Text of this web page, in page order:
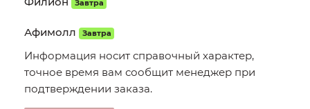
Завтра
Афимолл Завтра
Информация носит справочный характер,
точное время вам сообщит менеджер при
подтверждении заказа.